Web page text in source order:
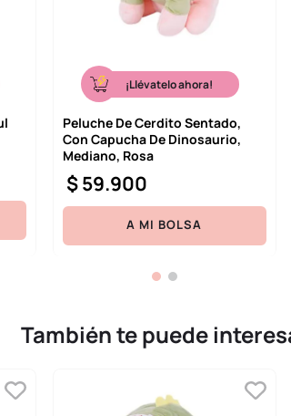
¡Llévatelo ahora!
Peluche De Cerdito Sentado,
Con Capucha De Dinosaurio,
Mediano, Rosa
$59.900
A MI BOLSA
También te puede